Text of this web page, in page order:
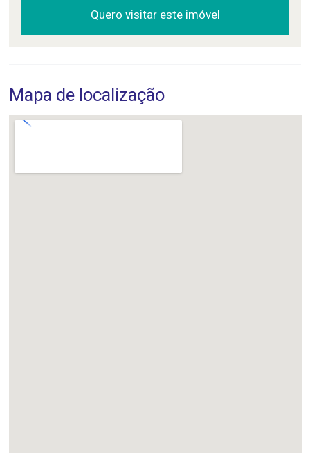
Quero visitar este imóvel
Mapa de localização